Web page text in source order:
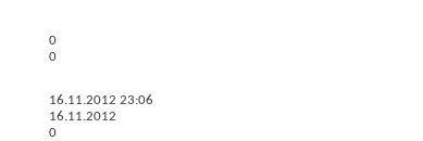
0
0
16.11.2012 23:06
16.11.2012
0